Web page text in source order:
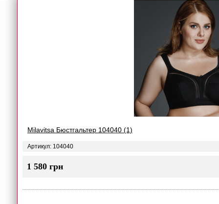
Milavitsa Бюстгальтер 104040 (1)
Артикул: 104040
1 580 грн